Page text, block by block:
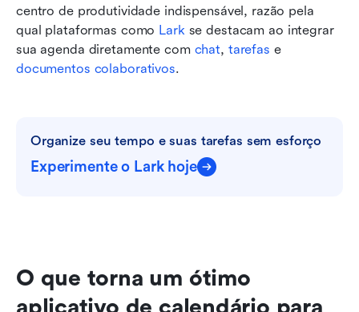
centro de produtividade indispensável, razão pela
qual plataformas como Lark se destacam ao integrar
sua agenda diretamente com chat, tarefas
e
documentos colaborativos.
Organize seu tempo e suas tarefas sem esforço
Experimente o Lark hoje
O que torna um ótimo
aplicativo de calendário para